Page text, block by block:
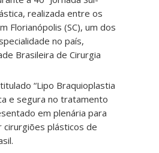
realizada entre os
Florianópolis (SC), um dos
no país,
Brasileira de Cirurgia
“Lipo Braquioplastia
e segura no tratamento
em plenária para
cirurgiões plásticos de